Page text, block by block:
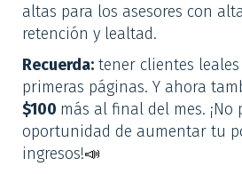
altas para los asesores con
retención y lealtad.
Recuerda: tener clientes
primeras páginas. Y ahora
$100 más al final del mes. ¡No
oportunidad de aumentar tu
ingresos!📣